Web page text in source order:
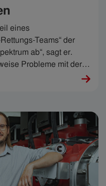
eines
Teams“ der
ab“, sagt er.
Probleme mit der
aus, um sie bei der
ihn auch nicht